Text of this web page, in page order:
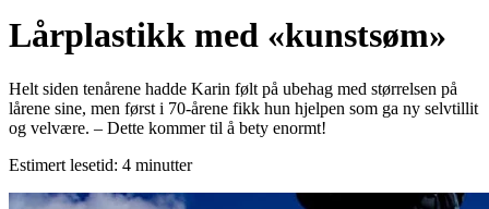
Lårplastikk med «kunstsøm»
Helt siden tenårene hadde Karin følt på ubehag med størrelsen på
lårene sine, men først i 70-årene fikk hun hjelpen som ga ny selvtillit
og velvære. – Dette kommer til å bety enormt!
Estimert lesetid: 4 minutter